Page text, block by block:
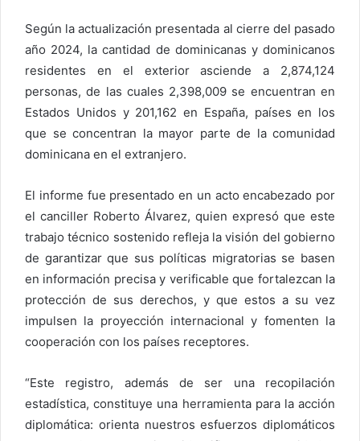
Según la actualización presentada al cierre del pasado
año 2024, la cantidad de dominicanas y dominicanos
residentes en el exterior asciende a 2,874,124
personas, de las cuales 2,398,009 se encuentran en
Estados Unidos y 201,162 en España, países en los
que se concentran la mayor parte de la comunidad
dominicana en el extranjero.
El informe fue presentado en un acto encabezado por
el canciller Roberto Álvarez, quien expresó que este
trabajo técnico sostenido refleja la visión del gobierno
de garantizar que sus políticas migratorias se basen
en información precisa y verificable que fortalezcan la
protección de sus derechos, y que estos a su vez
impulsen la proyección internacional y fomenten la
cooperación con los países receptores.
“Este registro, además de ser una recopilación
estadística, constituye una herramienta para la acción
diplomática: orienta nuestros esfuerzos diplomáticos